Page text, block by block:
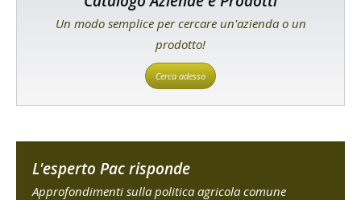
Un modo semplice per cercare un'azienda o un
prodotto!
Cerca adesso
L'esperto Pac risponde
Approfondimenti sulla politica agricola comune